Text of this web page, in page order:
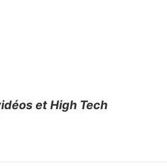
et High Tech